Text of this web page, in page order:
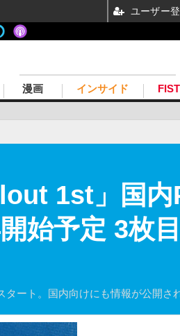
漫画 インサイド
1st」国内
始予定 3枚
ート。国内向けにも情報が公開さ
ユーザー